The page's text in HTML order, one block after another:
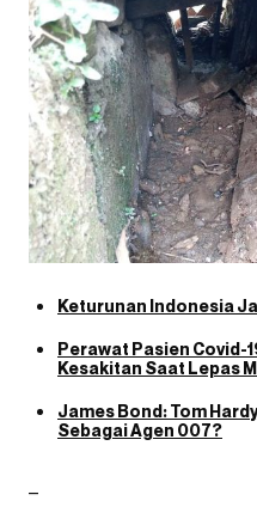
Keturunan Indonesia
Perawat Pasien Covid-
Kesakitan Saat Lepas
James Bond: Tom
Sebagai Agen 007?
–